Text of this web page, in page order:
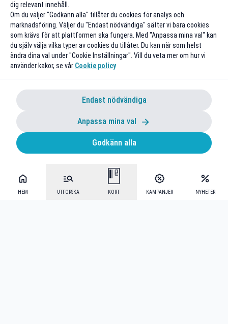
HEM UTFORSKA KORT KAMPANJER NYHETER
dig relevant innehåll.
Om du väljer "Godkänn alla" tillåter du cookies för analys och
marknadsföring. Väljer du "Endast nödvändiga" sätter vi bara cookies
som krävs för att plattformen ska fungera. Med "Anpassa mina val" kan
du själv välja vilka typer av cookies du tillåter. Du kan när som helst
ändra dina val under "Cookie Inställningar". Vill du veta mer om hur vi
använder kakor, se vår Cookie policy
Endast nödvändiga
Anpassa mina val
Godkänn alla